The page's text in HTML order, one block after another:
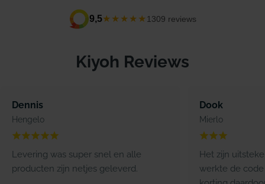
9,5★★★★★ 1309 reviews
Kiyoh Reviews
Dennis
Hengelo
Levering was super snel en alle
producten zijn netjes geleverd.
Dook
Mierlo
Het zijn
werkte de code